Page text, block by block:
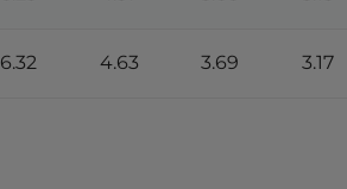
6.32 4.63 3.69 3.17